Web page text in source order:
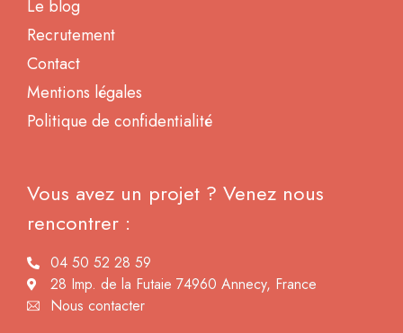
Le blog
Recrutement
Contact
Mentions légales
Politique de confidentialité
Vous avez un projet ? Venez nous
rencontrer :
04 50 52 28 59
28 Imp. de la Futaie 74960 Annecy, France
Nous contacter